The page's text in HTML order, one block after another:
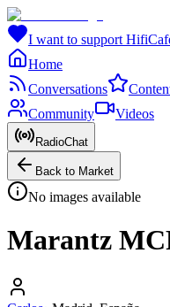
I want to support
Home
Conversations
Community
Videos
RadioChat
Back to Market
No images available
Marantz